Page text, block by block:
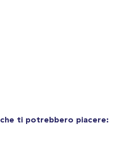
che ti potrebbero piacere: